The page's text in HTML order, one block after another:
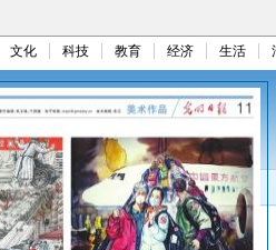
文化 科技 教育 经济 生活